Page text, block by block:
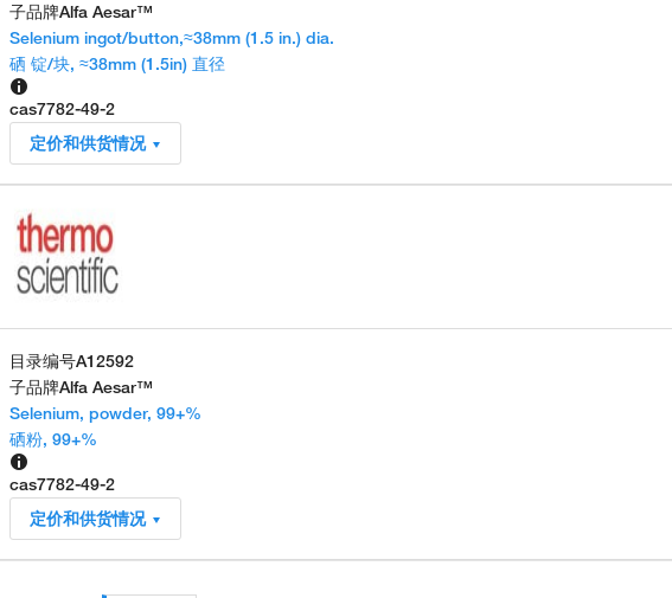
子品牌Alfa Aesar™
Selenium ingot/button,≈38mm (1.5 in.) dia.
硒 锭/块, ≈38mm (1.5in) 直径
cas7782-49-2
定价和供货情况
目录编号A12592
子品牌Alfa Aesar™
Selenium, powder, 99+%
硒粉, 99+%
cas7782-49-2
定价和供货情况